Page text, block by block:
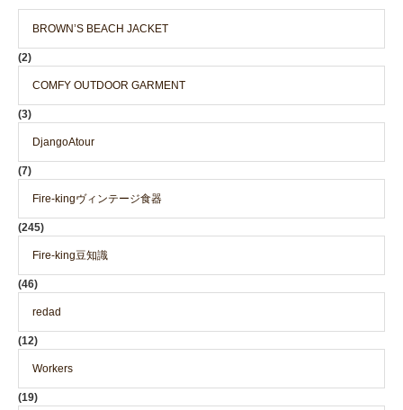
BROWN’S BEACH JACKET
(2)
COMFY OUTDOOR GARMENT
(3)
DjangoAtour
(7)
Fire-kingヴィンテージ食器
(245)
Fire-king豆知識
(46)
redad
(12)
Workers
(19)